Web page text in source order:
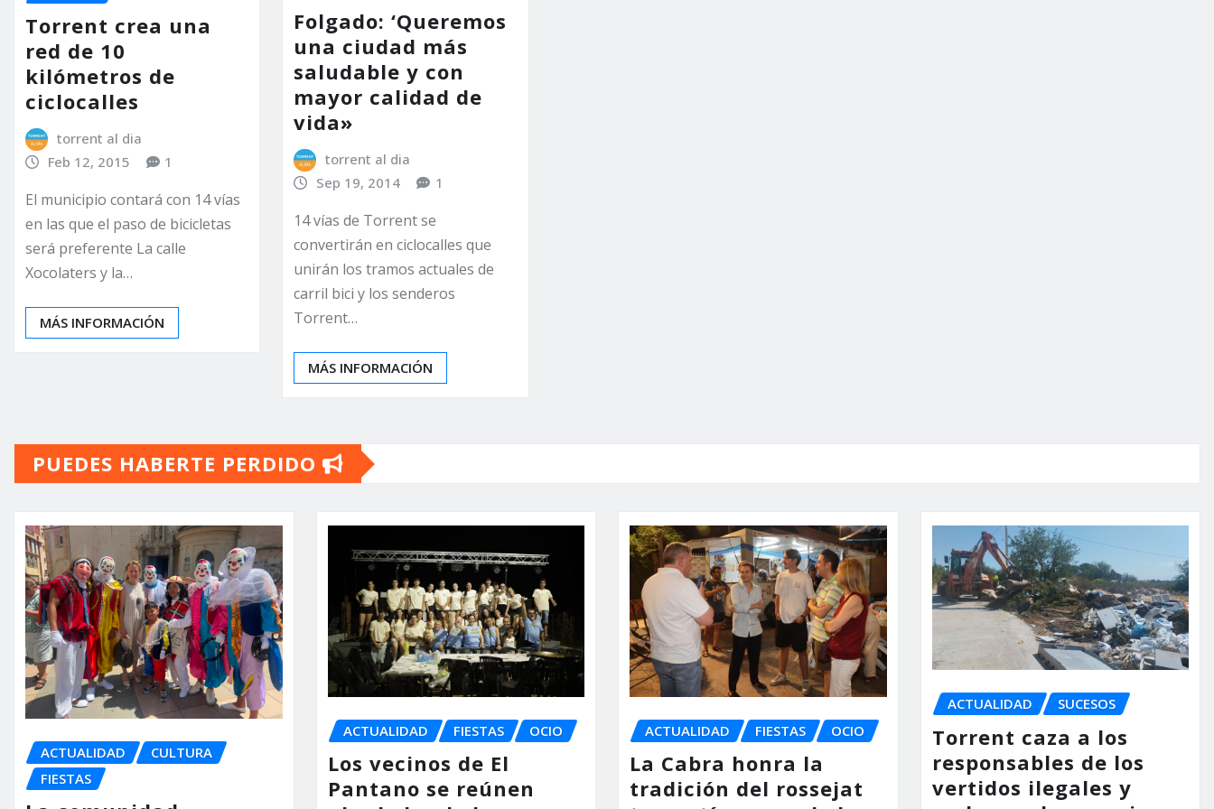
Torrent crea una
red de 10
kilómetros de
ciclocalles
torrent al dia
Feb 12, 2015
1
El municipio contará con 14 vías
en las que el paso de bicicletas
será preferente La calle
Xocolaters y la…
MÁS INFORMACIÓN
Folgado: ‘Queremos
una ciudad más
saludable y con
mayor calidad de
vida»
torrent al dia
Sep 19, 2014
1
14 vías de Torrent se
convertirán en ciclocalles que
unirán los tramos actuales de
carril bici y los senderos
Torrent…
MÁS INFORMACIÓN
PUEDES HABERTE PERDIDO
ACTUALIDAD
CULTURA
FIESTAS
ACTUALIDAD FIESTAS OCIO
Los vecinos de El
Pantano se reúnen
ACTUALIDAD FIESTAS OCIO
La Cabra honra la
tradición del rossejat
ACTUALIDAD SUCESOS
Torrent caza a los
responsables de los
vertidos ilegales y